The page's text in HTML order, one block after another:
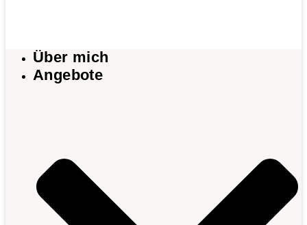
Über mich
Angebote